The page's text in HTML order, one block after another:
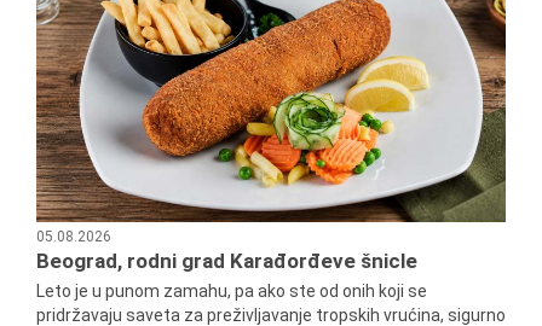
05.08.2026
Beograd, rodni grad Karađorđeve šnicle
Leto je u punom zamahu, pa ako ste od onih koji se
pridržavaju saveta za preživljavanje tropskih vrućina, sigurno